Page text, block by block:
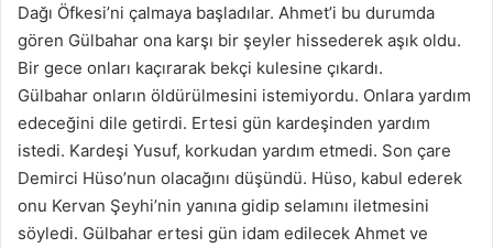
Dağı Öfkesi’ni çalmaya başladılar. Ahmet’i bu durumda
gören Gülbahar ona karşı bir şeyler hissederek aşık oldu.
Bir gece onları kaçırarak bekçi kulesine çıkardı.
Gülbahar onların öldürülmesini istemiyordu. Onlara yardım
edeceğini dile getirdi. Ertesi gün kardeşinden yardım
istedi. Kardeşi Yusuf, korkudan yardım etmedi. Son çare
Demirci Hüso’nun olacağını düşündü. Hüso, kabul ederek
onu Kervan Şeyhi’nin yanına gidip selamını iletmesini
söyledi. Gülbahar ertesi gün idam edilecek Ahmet ve